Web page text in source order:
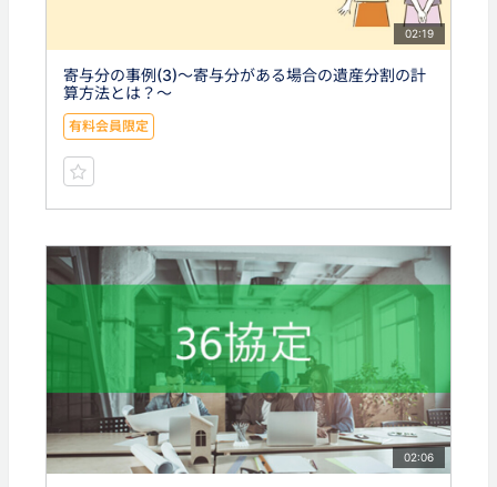
02:19
寄与分の事例(3)〜寄与分がある場合の遺産分割の計
算方法とは？〜
有料会員限定
02:06